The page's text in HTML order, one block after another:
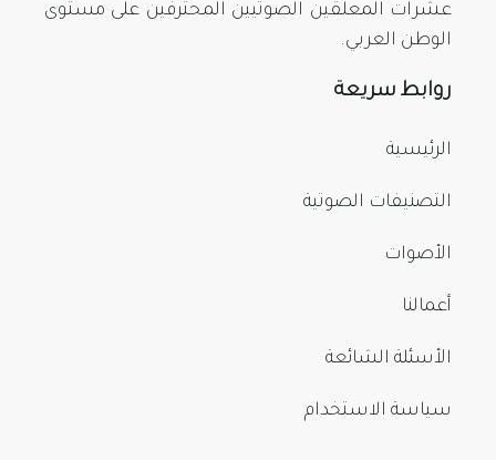
عشرات المعلقين الصوتيين المحترفين على مستوى
الوطن العربي.
روابط سريعة
الرئيسية
التصنيفات الصوتية
الأصوات
أعمالنا
الأسئلة الشائعة
سياسة الاستخدام